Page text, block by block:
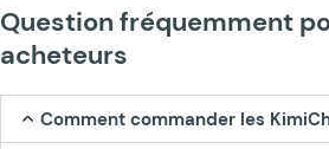
Question fréquemment
acheteurs
Comment commander les